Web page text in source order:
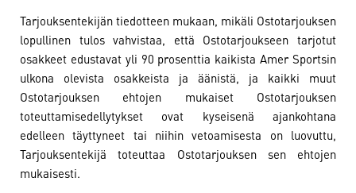
Tarjouksentekijän tiedotteen mukaan, mikäli Ostotarjouksen
lopullinen tulos vahvistaa, että Ostotarjoukseen tarjotut
osakkeet edustavat yli 90 prosenttia kaikista Amer Sportsin
ulkona olevista osakkeista ja äänistä, ja kaikki muut
Ostotarjouksen ehtojen mukaiset Ostotarjouksen
toteuttamisedellytykset ovat kyseisenä ajankohtana
edelleen täyttyneet tai niihin vetoamisesta on luovuttu,
Tarjouksentekijä toteuttaa Ostotarjouksen sen ehtojen
mukaisesti.